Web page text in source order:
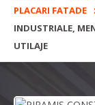
PLACARI FATADE
INDUSTRIALE,
UTILAJE